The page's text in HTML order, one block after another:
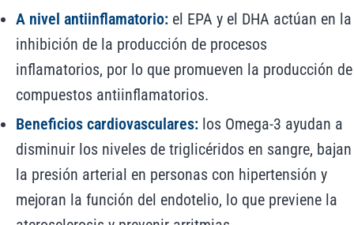
A nivel antiinflamatorio: el EPA y el DHA actúan en la
inhibición de la producción de procesos
inflamatorios, por lo que promueven la producción de
compuestos antiinflamatorios.
Beneficios cardiovasculares: los Omega-3 ayudan a
disminuir los niveles de triglicéridos en sangre, bajan
la presión arterial en personas con hipertensión y
mejoran la función del endotelio, lo que previene la